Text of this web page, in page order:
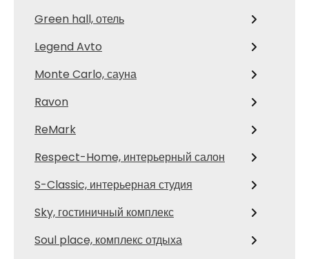
Green hall, отель
Legend Avto
Monte Carlo, сауна
Ravon
ReMark
Respect-Home, интерьерный салон
S-Classic, интерьерная студия
Sky, гостиничный комплекс
Soul place, комплекс отдыха